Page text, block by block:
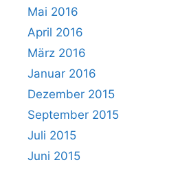
Mai 2016
April 2016
März 2016
Januar 2016
Dezember 2015
September 2015
Juli 2015
Juni 2015